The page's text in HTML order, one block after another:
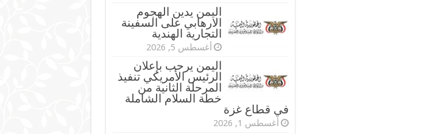
اليمن يدين الهجوم
الارهابي على السفينة
التجارية الهندية
أغسطس 5, 2026
اليمن يرحب بإعلان
الرئيس الأمريكي تنفيذ
المرحلة الثانية من
خطة السلام الشاملة
في قطاع غزة
أغسطس 1, 2026